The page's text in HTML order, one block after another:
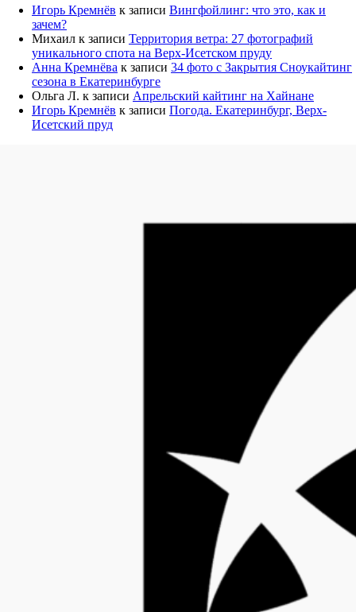
10
Игорь Кремнёв к записи Вингфойлинг: что это, как и
зачем?
Михаил к записи Территория ветра: 27 фотографий
уникального спота на Верх-Исетском пруду
Анна Кремнёва к записи 34 фото с Закрытия Сноукайтинг
сезона в Екатеринбурге
Ольга Л. к записи Апрельский кайтинг на Хайнане
Игорь Кремнёв к записи Погода. Екатеринбург, Верх-
Исетский пруд